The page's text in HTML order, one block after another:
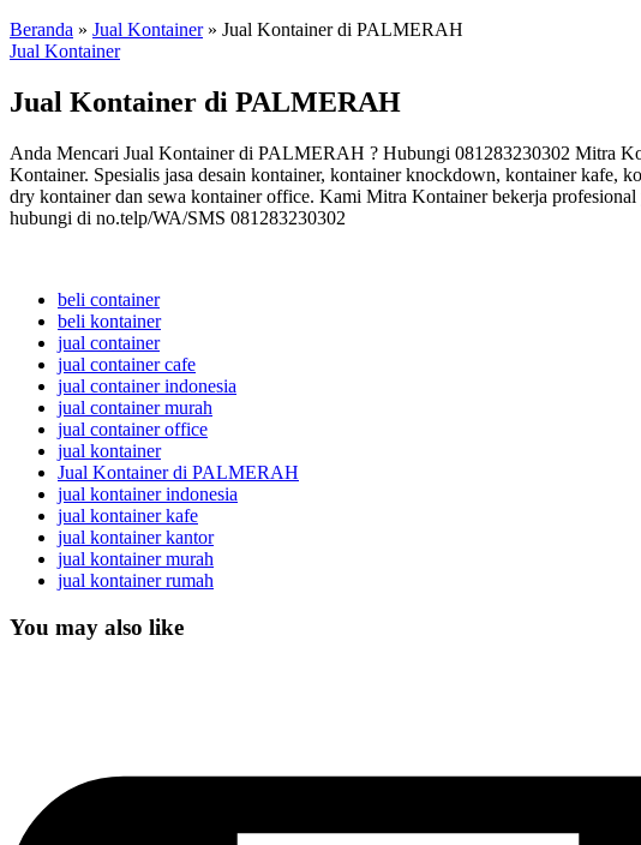
Beranda » Jual Kontainer » Jual Kontainer di PALMERAH
Jual Kontainer
Jual Kontainer di PALMERAH
Anda Mencari Jual Kontainer di PALMERAH ? Hubungi 081283230302 Mitra
Kontainer. Spesialis jasa desain kontainer, kontainer knockdown, kontainer kafe,
dry kontainer dan sewa kontainer office. Kami Mitra Kontainer bekerja
hubungi di no.telp/WA/SMS 081283230302
beli container
beli kontainer
jual container
jual container cafe
jual container indonesia
jual container murah
jual container office
jual kontainer
Jual Kontainer di PALMERAH
jual kontainer indonesia
jual kontainer kafe
jual kontainer kantor
jual kontainer murah
jual kontainer rumah
You may also like